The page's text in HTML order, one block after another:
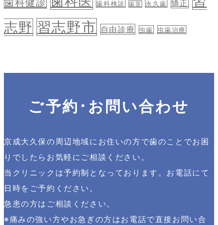
歯科検診 歯茎 永久歯 矯正
志野 習志野市 自由診療 虫歯 虫歯治療
ご予約･お問い合わせ
京成大久保の周辺地域にお住いの方で歯のことでお困
りでしたらお気軽にご相談ください。
当クリニックは予約制となっております。お電話にて
日時をご予約ください。
急患の方はご相談ください。
※痛みの強い方やお急ぎの方はお電話で直接お問い合